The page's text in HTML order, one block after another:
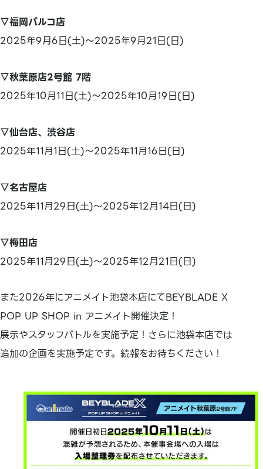
▽福岡パルコ店
2025年9月6日(土)～2025年9月21日(日)
▽秋葉原店2号館 7階
2025年10月11日(土)～2025年10月19日(日)
▽仙台店、渋谷店
2025年11月1日(土)～2025年11月16日(日)
▽名古屋店
2025年11月29日(土)～2025年12月14日(日)
▽梅田店
2025年11月29日(土)～2025年12月21日(日)
また2026年にアニメイト池袋本店にてBEYBLADE X
POP UP SHOP in アニメイト開催決定！
展示やスタッフバトルを実施予定！さらに池袋本店では
追加の企画を実施予定です。続報をお待ちください！